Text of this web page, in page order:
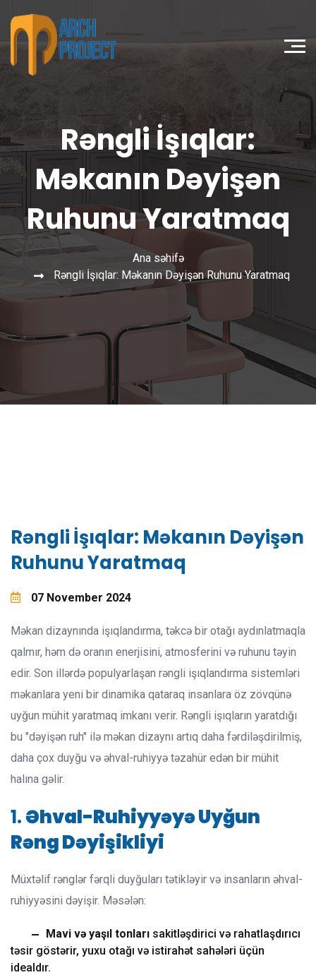
Rəngli İşıqlar:
Məkanın Dəyişən
Ruhunu Yaratmaq
Ana səhifə
Rəngli İşıqlar: Məkanın Dəyişən Ruhunu Yaratmaq
Rəngli İşıqlar: Məkanın Dəyişən
Ruhunu Yaratmaq
07 November 2024
Məkan dizaynında işıqlandırma, təkcə bir otağı aydınlatmaqla
qalmır, həm də oranın enerjisini, atmosferini və ruhunu təyin
edir. Son illərdə populyarlaşan rəngli işıqlandırma sistemləri
məkanlara yeni bir dinamika qataraq insanlara öz zövqünə
uyğun mühit yaratmaq imkanı verir. Rəngli işıqların yaratdığı
bu "dəyişən ruh" ilə məkan dizaynı artıq daha fərdiləşdirilmiş,
daha çox duyğu və əhval-ruhiyyə təzahür edən bir mühit
halına gəlir.
1.Əhval-Ruhiyyəyə Uyğun
Rəng Dəyişikliyi
Müxtəlif rənglər fərqli duyğuları tətikləyir və insanların əhval-
ruhiyyəsini dəyişir. Məsələn:
Mavi və yaşıl tonları sakitləşdirici və rahatlaşdırıcı
təsir göstərir, yuxu otağı və istirahət sahələri üçün
idealdır.